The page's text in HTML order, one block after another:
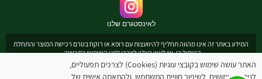
לאינסטגרם שלנו
המידע באתר זה אינו מהווה תחליף להיוועצות עם רופא או רוקח בטרם רכישת המוצר והתחלת
הטיפול בו. יש לעיין בעלון לצרכן לפני השימוש בתכשיר .
מומלץ להיוועץ עם רוקח בכל הנוגע למטרות ואופן השימוש , תופעות לוואי ואינטראקציה עם
תכשירים אחרים.
האתר עושה שימוש בקובצי עוגיות (Cookies) לצרכים תפעוליים,
לניתוח שימושים, לשיפור חוויית המשתמש, ולהתאמה אישית של